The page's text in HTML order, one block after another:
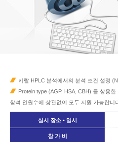
키랄 HPLC 분석에서의 분석 조건 설정
Protein type (AGP, HSA, CBH) 를 상용한
참석 인원수에 상관없이 모두 지원 가능합니
실시 장소 • 일시
참 가 비